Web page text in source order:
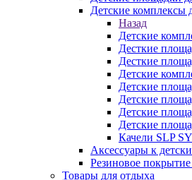
Детские комплексы
Назад
Детские
Десткие
Десткие
Детские
Детские
Детские
Детские
Детские
Качели SLP
Аксессуары к
Резиновое
Товары для отдыха